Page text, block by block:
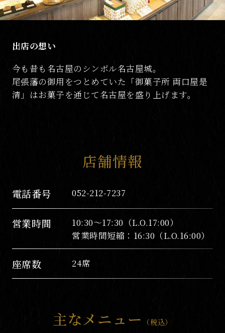
出店の想い
今も昔も名古屋のシンボル名古屋城。
尾張藩の御用をつとめていた「御菓子所 両口屋是
清」はお菓子を通じて名古屋を盛り上げます。
店舗情報
電話番号 052-212-7237
営業時間
10:30～17:30（L.O.17:00）
営業時間短縮：16:30（L.O.16:00）
座席数 24席
主なメニュー （税込）